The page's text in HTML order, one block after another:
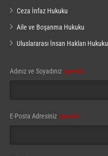
Ceza İnfaz Hukuku
Aile ve Boşanma Hukuku
Uluslararası İnsan Hakları Hukuku
Adınız ve Soyadınız (gerekli)
E-Posta Adresiniz (gerekli)